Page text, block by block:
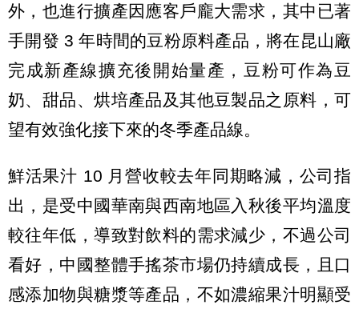
外，也進行擴產因應客戶龐大需求，其中已著
手開發 3 年時間的豆粉原料產品，將在昆山廠
完成新產線擴充後開始量產，豆粉可作為豆
奶、甜品、烘培產品及其他豆製品之原料，可
望有效強化接下來的冬季產品線。
鮮活果汁 10 月營收較去年同期略減，公司指
出，是受中國華南與西南地區入秋後平均溫度
較往年低，導致對飲料的需求減少，不過公司
看好，中國整體手搖茶市場仍持續成長，且口
感添加物與糖漿等產品，不如濃縮果汁明顯受